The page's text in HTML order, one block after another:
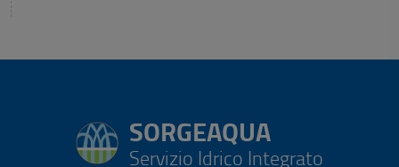
SORGEAQUA
Servizio Idrico Integrato